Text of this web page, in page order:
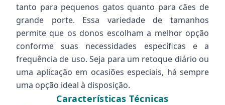
tanto para pequenos gatos quanto para cães de
grande porte. Essa variedade de tamanhos
permite que os donos escolham a melhor opção
conforme suas necessidades específicas e a
frequência de uso. Seja para um retoque diário ou
uma aplicação em ocasiões especiais, há sempre
uma opção ideal à disposição.
Características Técnicas